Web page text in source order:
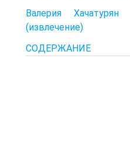
Валерия Хачатурян
(извлечение)
СОДЕРЖАНИЕ